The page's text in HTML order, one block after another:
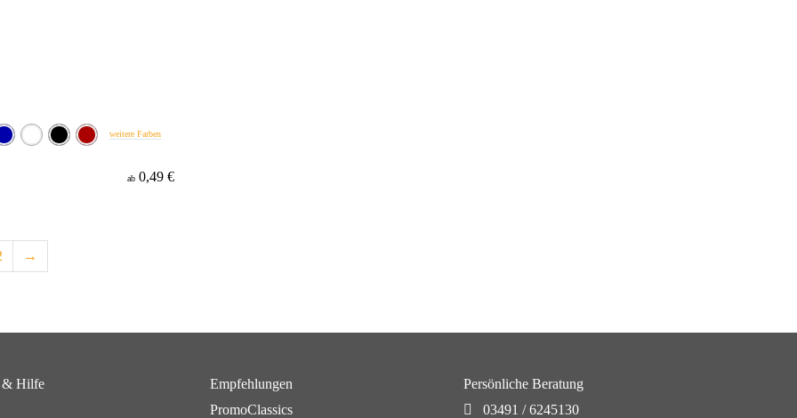
weitere Farben
ab 0,49 €
→
& Hilfe
Empfehlungen
PromoClassics
Persönliche Beratung
03491 / 6245130